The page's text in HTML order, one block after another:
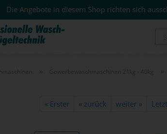
Die Angebote in diesem Shop richten sich
« Erster « zurück weiter »